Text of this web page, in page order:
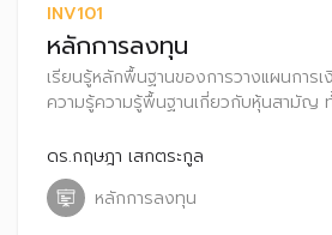
INV101
หลักการลงทุน
เรียนรู้หลักพื้นฐานของการวางแผนการ
ความรู้ความรู้พื้นฐานเกี่ยวกับหุ้นสามัญ
จดทะเบียน เพื่อค้นหาบริษัทที่มีพื้นฐานดี
ดร.กฤษฎา เสกตระกูล
หลักการลงทุน